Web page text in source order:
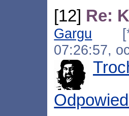
[12] Re:
Gargu
07:26:57,